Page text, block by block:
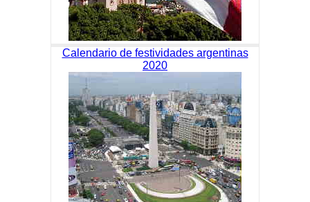
Calendario de festividades argentinas
2020